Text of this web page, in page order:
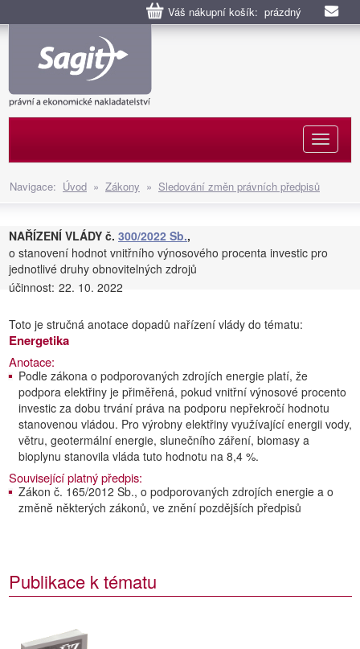
Váš nákupní košík: prázdný
Navigace: Úvod » Zákony » Sledování změn právních předpisů
NAŘÍZENÍ VLÁDY č. 300/2022 Sb.,
o stanovení hodnot vnitřního výnosového procenta investic pro
jednotlivé druhy obnovitelných zdrojů
účinnost: 22. 10. 2022
Toto je stručná anotace dopadů nařízení vlády do tématu:
Energetika
Anotace:
Podle zákona o podporovaných zdrojích energie platí, že
podpora elektřiny je přiměřená, pokud vnitřní výnosové procento
investic za dobu trvání práva na podporu nepřekročí hodnotu
stanovenou vládou. Pro výrobny elektřiny využívající energii vody,
větru, geotermální energie, slunečního záření, biomasy a
bioplynu stanovila vláda tuto hodnotu na 8,4 %.
Související platný předpis:
Zákon č. 165/2012 Sb., o podporovaných zdrojích energie a o
změně některých zákonů, ve znění pozdějších předpisů
Publikace k tématu